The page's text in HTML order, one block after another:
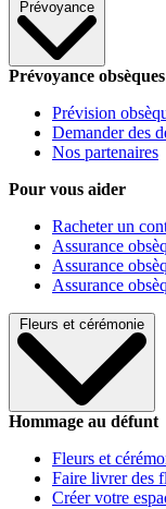
Prévoyance
Prévoyance obsèques
Prévision
Demander des
Nos partenaires
Pour vous aider
Racheter un
Assurance
Assurance
Assurance
Fleurs et cérémonie
Hommage au défunt
Fleurs et
Faire livrer des
Créer votre